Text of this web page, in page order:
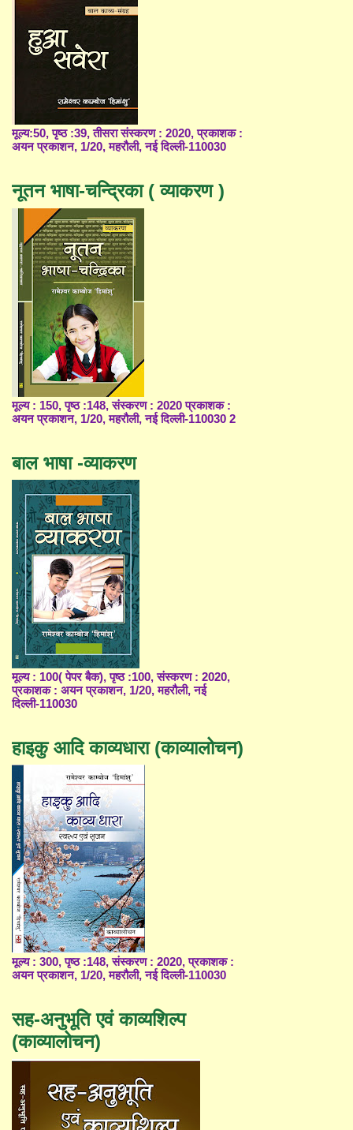
मूल्य:50, पृष्ठ :39, तीसरा संस्करण : 2020, प्रकाशक :
अयन प्रकाशन, 1/20, महरौली, नई दिल्ली-110030
नूतन भाषा-चन्द्रिका ( व्याकरण )
मूल्य : 150, पृष्ठ :148, संस्करण : 2020 प्रकाशक :
अयन प्रकाशन, 1/20, महरौली, नई दिल्ली-110030 2
बाल भाषा -व्याकरण
मूल्य : 100( पेपर बैक), पृष्ठ :100, संस्करण : 2020,
प्रकाशक : अयन प्रकाशन, 1/20, महरौली, नई
दिल्ली-110030
हाइकु आदि काव्यधारा (काव्यालोचन)
मूल्य : 300, पृष्ठ :148, संस्करण : 2020, प्रकाशक :
अयन प्रकाशन, 1/20, महरौली, नई दिल्ली-110030
सह-अनुभूति एवं काव्यशिल्प
(काव्यालोचन)